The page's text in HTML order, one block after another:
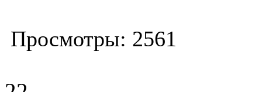
Просмотры: 2561